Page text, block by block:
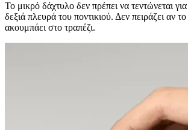
Το μικρό δάχτυλο δεν πρέπει να τεντώνεται
δεξιά πλευρά του ποντικιού. Δεν πειράζει αν
ακουμπάει στο τραπέζι.